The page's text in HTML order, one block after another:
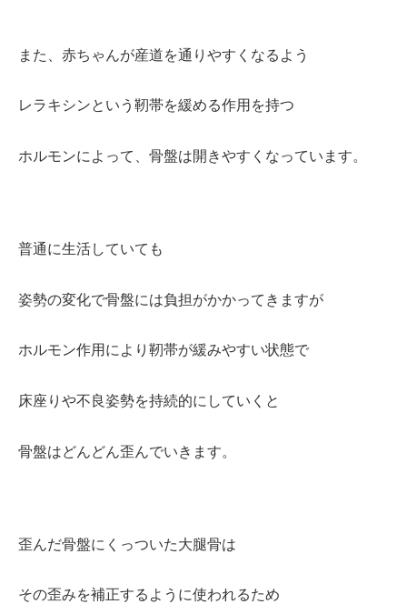
また、赤ちゃんが産道を通りやすくなるよう
レラキシンという靭帯を緩める作用を持つ
ホルモンによって、骨盤は開きやすくなっています。
普通に生活していても
姿勢の変化で骨盤には負担がかかってきますが
ホルモン作用により靭帯が緩みやすい状態で
床座りや不良姿勢を持続的にしていくと
骨盤はどんどん歪んでいきます。
歪んだ骨盤にくっついた大腿骨は
その歪みを補正するように使われるため